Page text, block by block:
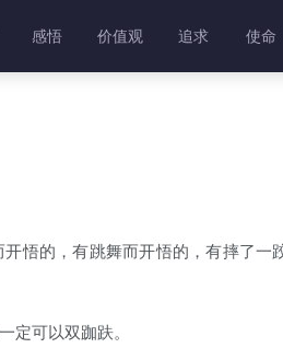
感悟 价值观 追求 使命
的，有跳舞而开悟的，有摔了一跤
可以双跏趺。